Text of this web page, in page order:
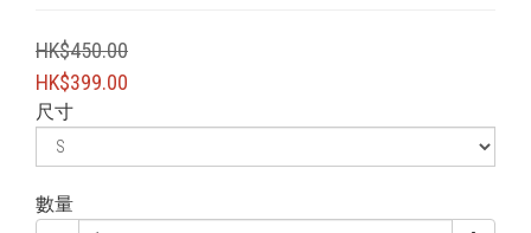
HK$450.00
HK$399.00
尺寸
數量